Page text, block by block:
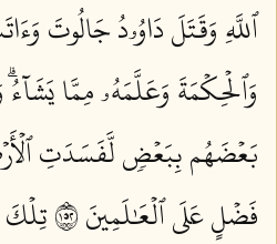
ٱللَّهِ وَقَتَلَ دَاوُۥدُ جَالُوتَ
وَٱلۡحِكۡمَةَ وَعَلَّمَهُۥ مِمَّا يَشَآءُۗ
بَعۡضَهُم بِبَعۡضٖ لَّفَسَدَتِ
فَضۡلٍ عَلَى ٱلۡعَٰلَمِينَ ٢٥١
تِلۡكَ